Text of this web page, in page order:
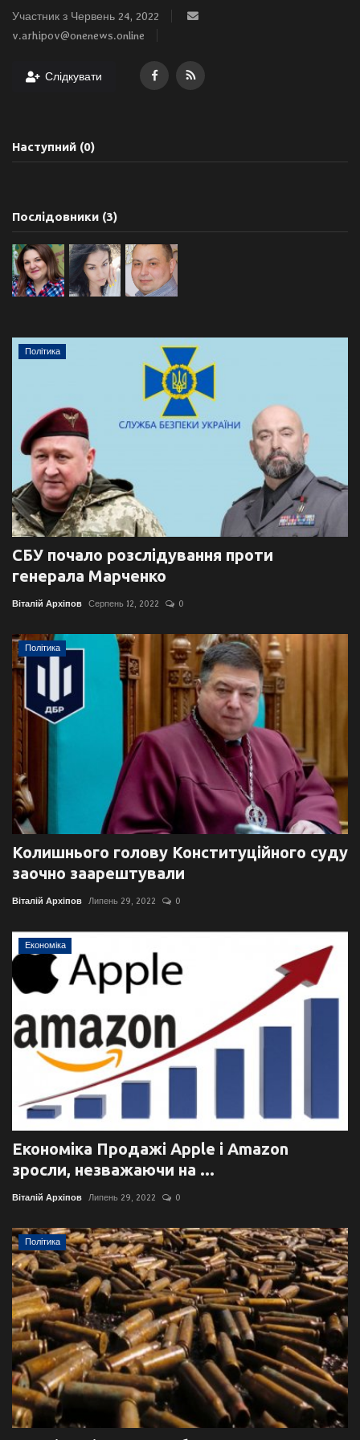
Участник з Червень 24, 2022
v.arhipov@onenews.online
Слідкувати
Наступний (0)
Послідовники (3)
Політика
СБУ почало розслідування проти
генерала Марченко
Віталій Архіпов Серпень 12, 2022 0
Політика
Колишнього голову Конституційного суду
заочно заарештували
Віталій Архіпов Липень 29, 2022 0
Економіка
Економіка Продажі Apple і Amazon
зросли, незважаючи на ...
Віталій Архіпов Липень 29, 2022 0
Політика